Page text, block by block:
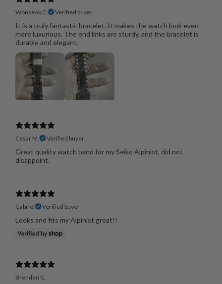
Wonseok C. Verified buyer
It is a truly fantastic bracelet. It makes the watch look even
more luxurious. The end links are sturdy, and the bracelet is
durable and elegant.
Cesar M. Verified buyer
Great quality watch band for my Seiko Alpinist, did not
disappoint.
Gabriel Verified buyer
Looks and fits my Alpinist great!!
Brenden G.